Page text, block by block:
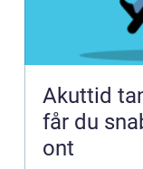
Akuttid
får du
ont